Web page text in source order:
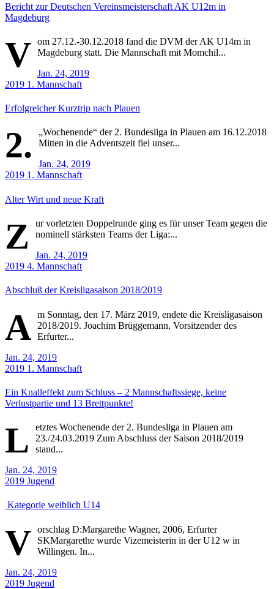
Bericht zur Deutschen Vereinsmeisterschaft AK U12m in
Magdeburg
V om 27.12.-30.12.2018 fand die DVM der AK U14m in
Magdeburg statt. Die Mannschaft mit Momchil...
Jan. 24, 2019
2019 1. Mannschaft
Erfolgreicher Kurztrip nach Plauen
2.
„Wochenende“ der 2. Bundesliga in Plauen am 16.12.2018
Mitten in die Adventszeit fiel unser...
Jan. 24, 2019
2019 1. Mannschaft
Alter Wirt und neue Kraft
Z
ur vorletzten Doppelrunde ging es für unser Team gegen die
nominell stärksten Teams der Liga:...
Jan. 24, 2019
2019 4. Mannschaft
Abschluß der Kreisligasaison 2018/2019
A m Sonntag, den 17. März 2019, endete die Kreisligasaison
2018/2019. Joachim Brüggemann, Vorsitzender des
Erfurter...
Jan. 24, 2019
2019 1. Mannschaft
Ein Knalleffekt zum Schluss – 2 Mannschaftssiege, keine
Verlustpartie und 13 Brettpunkte!
L
etztes Wochenende der 2. Bundesliga in Plauen am
23./24.03.2019 Zum Abschluss der Saison 2018/2019
stand...
Jan. 24, 2019
2019 Jugend
Kategorie weiblich U14
V orschlag D:Margarethe Wagner, 2006, Erfurter
SKMargarethe wurde Vizemeisterin in der U12 w in
Willingen. In...
Jan. 24, 2019
2019 Jugend